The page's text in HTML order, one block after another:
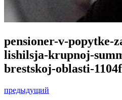
pensioner-v-popytke-
lishilsja-krupnoj-
brestskoj-oblasti-
предыдущий